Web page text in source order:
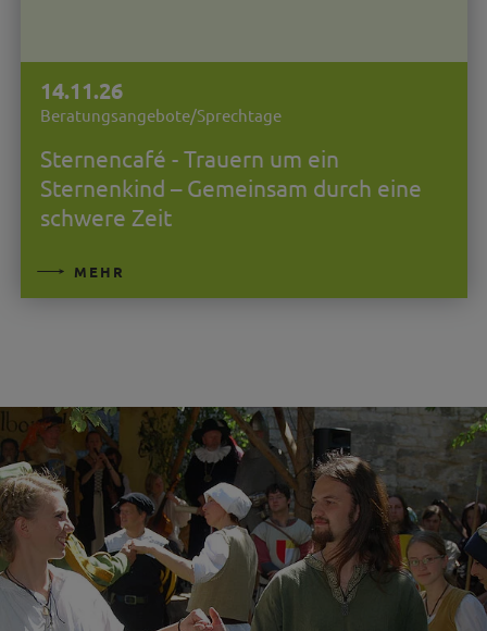
14.11.26
Beratungsangebote/Sprechtage
Sternencafé - Trauern um ein
Sternenkind – Gemeinsam durch eine
schwere Zeit
MEHR